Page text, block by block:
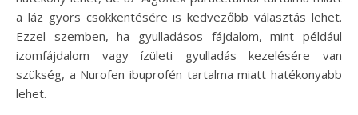
a láz gyors csökkentésére is kedvezőbb választás lehet.
Ezzel szemben, ha gyulladásos fájdalom, mint például
izomfájdalom vagy ízületi gyulladás kezelésére van
szükség, a Nurofen ibuprofén tartalma miatt hatékonyabb
lehet.